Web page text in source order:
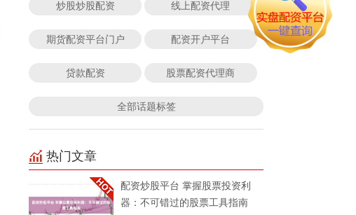
炒股炒股配资 线上配资代理
期货配资平台门户 配资开户平台
贷款配资 股票配资代理商
全部话题标签
热门文章
配资炒股平台 掌握股票投资利
器：不可错过的股票工具指南